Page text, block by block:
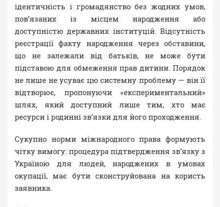
ідентичність і громадянство без жодних умов,
пов’язаних із місцем народження або
доступністю державних інституцій. Відсутність
реєстрації факту народження через обставини,
що не залежали від батьків, не може бути
підставою для обмеження прав дитини. Порядок
не лише не усуває цю системну проблему — він її
відтворює, пропонуючи «експериментальний»
шлях, який доступний лише тим, хто має
ресурси і родинні зв’язки для його проходження.
Сукупно норми міжнародного права формують
чітку вимогу: процедура підтвердження зв’язку з
Україною для людей, народжених в умовах
окупації, має бути сконструйована на користь
заявника.